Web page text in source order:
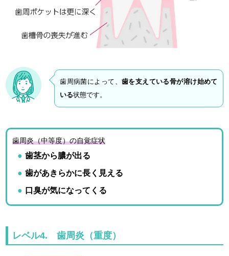
歯周病菌によって、 歯を支えている骨が溶け始めて
いる状態です。
歯周炎（中等度）の自覚症状
歯茎から膿が出る
歯があきらかに長く見える
口臭が気になってくる
レベル4. 歯周炎（重度）